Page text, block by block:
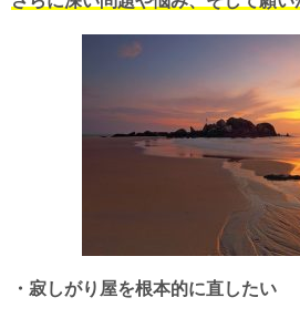
・寂しがり屋を根本的に直したい